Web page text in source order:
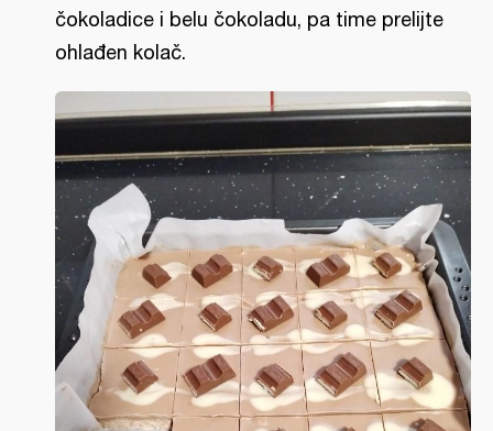
čokoladice i belu čokoladu, pa time prelijte
ohlađen kolač.